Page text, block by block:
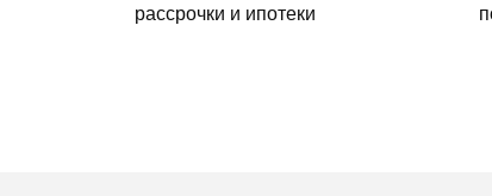
рассрочки и ипотеки